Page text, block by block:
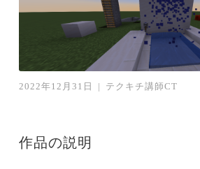
2022年12月31日 | テクキチ講師CT
作品の説明